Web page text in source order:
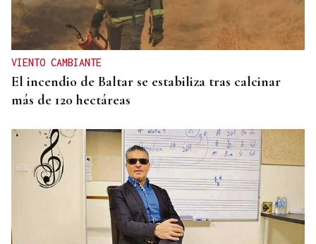
VIENTO CAMBIANTE
El incendio de Baltar se estabiliza tras calcinar
más de 120 hectáreas